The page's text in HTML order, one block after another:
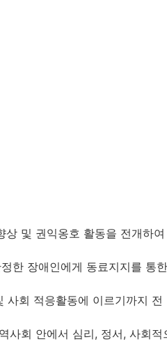
상 및 권익옹호 활동을 전개하
한 장애인에게 동료지지를 통
사회 적응활동에 이르기까지
사회 안에서 심리, 정서, 사회